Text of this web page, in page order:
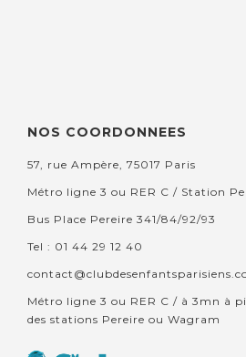
NOS COORDONNEES
57, rue Ampère, 75017 Paris
Métro ligne 3 ou RER C / Station
Bus Place Pereire 341/84/92/93
Tel : 01 44 29 12 40
Métro ligne 3 ou RER C / à 3mn à
des stations Pereire ou Wagram